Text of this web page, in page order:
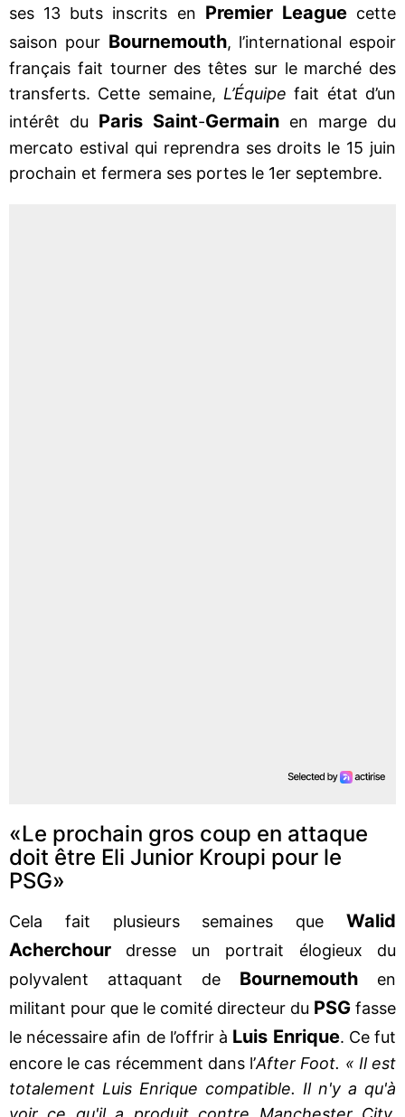
ses 13 buts inscrits en Premier League cette
saison pour Bournemouth, l’international espoir
français fait tourner des têtes sur le marché des
transferts. Cette semaine, L’Équipefait état d’un
intérêt du Paris Saint-Germain en marge du
mercato estival qui reprendra ses droits le 15 juin
prochain et fermera ses portes le 1er septembre.
«Le prochain gros coup en attaque
doit être Eli Junior Kroupi pour le
PSG»
Cela fait plusieurs semaines que Walid
Acherchour dresse un portrait élogieux du
polyvalent attaquant de Bournemouth
en
militant pour que le comité directeur du PSG fasse
le nécessaire afin de l’offrir à Luis Enrique. Ce fut
encore le cas récemment dans l’After Foot. « Il est
totalement Luis Enrique compatible. Il n'y a qu'à